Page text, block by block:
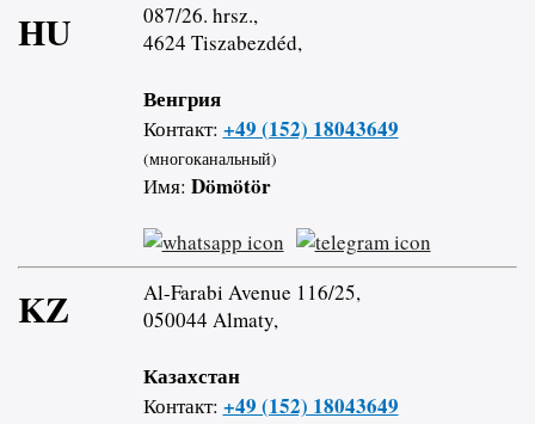
HU
087/26. hrsz.,
4624 Tiszabezdéd,
Венгрия
Контакт: +49 (152) 18043649
(многоканальный)
Имя: Dömötör
KZ
Al-Farabi Avenue 116/25,
050044 Almaty,
Казахстан
Контакт: +49 (152) 18043649